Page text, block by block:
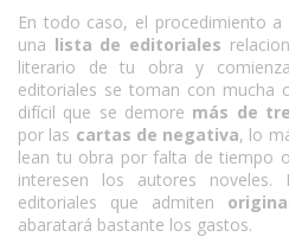
En todo caso, el procedimiento
una lista de editoriales
literario de tu obra y
editoriales se toman con mucha
difícil que se demore más de
por las cartas de negativa, lo
lean tu obra por falta de tiempo
interesen los autores
editoriales que admiten
abaratará bastante los gastos.